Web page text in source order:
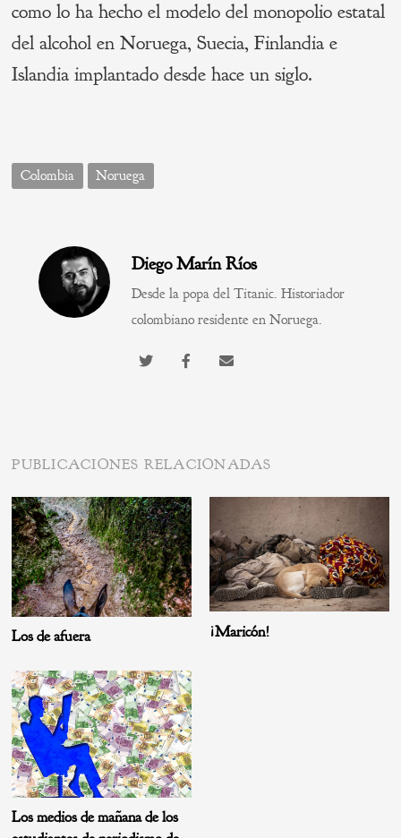
como lo ha hecho el modelo del monopolio estatal
del alcohol en Noruega, Suecia, Finlandia e
Islandia implantado desde hace un siglo.
Colombia Noruega
Diego Marín Ríos
Desde la popa del Titanic. Historiador
colombiano residente en Noruega.
PUBLICACIONES RELACIONADAS
Los de afuera ¡Maricón!
Los medios de mañana de los